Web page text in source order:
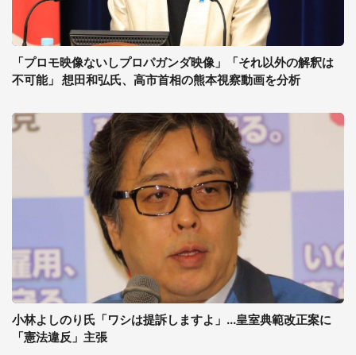
「プロモ映像ないしプロパガンダ映像」「それ以外の解釈は
不可能」 想田和弘氏、高市首相の熊本視察動画を分析
小林よしのり氏「ワシは提訴しますよ」...皇室典範改正案に
「憲法違反」主張